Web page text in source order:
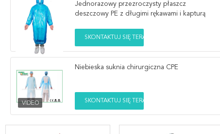
Jednorazowy przezroczysty płaszcz
deszczowy PE z długimi rękawami i kapturą
SKONTAKTUJ SIĘ TERAZ
Niebieska suknia chirurgiczna CPE
SKONTAKTUJ SIĘ TERAZ